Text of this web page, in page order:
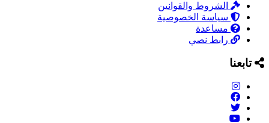
الشروط والقوانين
سياسة الخصوصية
مساعدة
رابط نصي
تابعنا